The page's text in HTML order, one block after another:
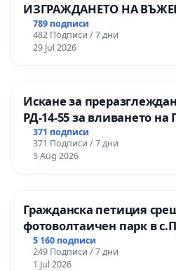
ИЗГРАЖДАНЕТО НА
НА ТЕРИТОРИЯТА НА
ЗАБЕЛЕЖИТЕЛНОСТ
ОСВОБОДИТЕЛИТЕ“
789 подписи
482 Подписи / 7 дни
29 Jul 2026
Искане за
РД-14-55 за вливането
гимназия по
Професионалната
мениджмънт – гр.
371 подписи
371 Подписи / 7 дни
5 Aug 2026
Гражданска петиция
фотоволтаичен парк в
Радомир
5 160 подписи
249 Подписи / 7 дни
1 Jul 2026